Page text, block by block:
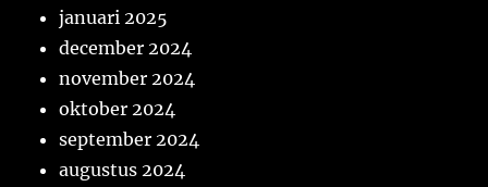
januari 2025
december 2024
november 2024
oktober 2024
september 2024
augustus 2024